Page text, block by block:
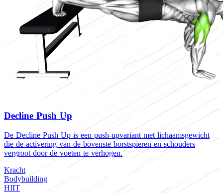
Decline Push Up
De Decline Push Up is een push-upvariant met lichaamsgewicht
die de activering van de bovenste borstspieren en schouders
vergroot door de voeten te verhogen.
Kracht
Bodybuilding
HIIT